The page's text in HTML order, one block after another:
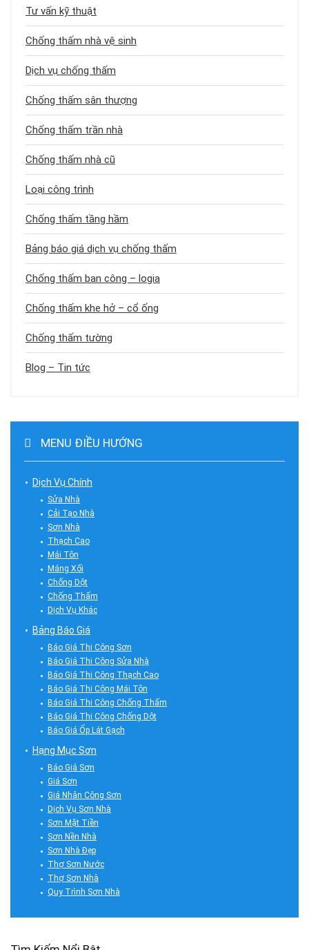
Tư vấn kỹ thuật
Chống thấm nhà vệ sinh
Dịch vụ chống thấm
Chống thấm sân thượng
Chống thấm trần nhà
Chống thấm nhà cũ
Loại công trình
Chống thấm tầng hầm
Bảng báo giá dịch vụ chống thấm
Chống thấm ban công – logia
Chống thấm khe hở – cổ ống
Chống thấm tường
Blog – Tin tức
MENU ĐIỀU HƯỚNG
Dịch Vụ Chính
Sửa Nhà
Cải Tạo Nhà
Sơn Nhà
Thạch Cao
Mái Tôn
Máng Xối
Chống Dột
Chống Thấm
Dịch Vụ Khác
Bảng Báo Giá
Báo Giá Thi Công Sơn
Báo Giá Thi Công Sửa Nhà
Báo Giá Thi Công Thạch Cao
Báo Giá Thi Công Mái Tôn
Báo Giá Thi Công Chống Thấm
Báo Giá Thi Công Chống Dột
Báo Giá Ốp Lát Gạch
Hạng Mục Sơn
Báo Giá Sơn
Giá Sơn
Giá Nhân Công Sơn
Dịch Vụ Sơn Nhà
Sơn Mặt Tiền
Sơn Nền Nhà
Sơn Nhà Đẹp
Thợ Sơn Nước
Thợ Sơn Nhà
Quy Trình Sơn Nhà